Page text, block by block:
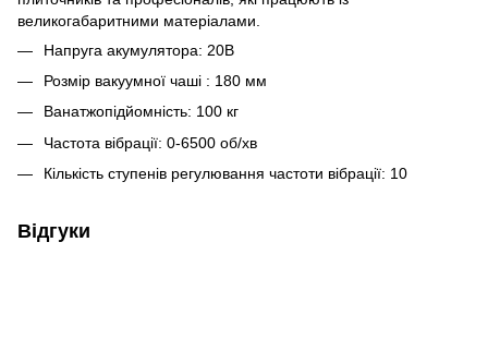
великогабаритними матеріалами.
Напруга акумулятора: 20В
Розмір вакуумної чаші : 180 мм
Ванатжопідйомність: 100 кг
Частота вібрації: 0-6500 об/хв
Кількість ступенів регулювання частоти вібрації: 10
Відгуки